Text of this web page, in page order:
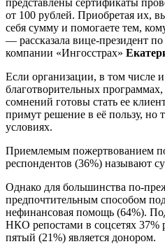
от 100 рублей. Приобретая их,
себя сумму и помогаете тем,
— рассказала вице-президент
компании «Ингосстрах»
Если организации, в том числе
благотворительных
сомнений готовы стать ее
примут решение в её пользу, но
условиях.
Приемлемым пожертвованием
респондентов (36%) называют
Однако для большинства по-
предпочтительным способом
нефинансовая помощь (64%).
НКО репостами в соцсетях 37%
пятый (21%) является донором.